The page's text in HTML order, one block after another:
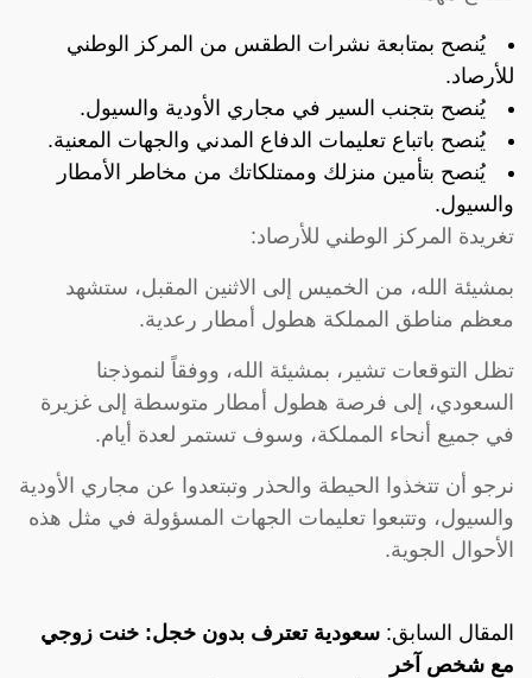
يُنصح بمتابعة نشرات الطقس من المركز الوطني
للأرصاد.
يُنصح بتجنب السير في مجاري الأودية والسيول.
يُنصح باتباع تعليمات الدفاع المدني والجهات المعنية.
يُنصح بتأمين منزلك وممتلكاتك من مخاطر الأمطار
والسيول.
تغريدة المركز الوطني للأرصاد:
بمشيئة الله، من الخميس إلى الاثنين المقبل، ستشهد
معظم مناطق المملكة هطول أمطار رعدية.
تظل التوقعات تشير، بمشيئة الله، ووفقاً لنموذجنا
السعودي، إلى فرصة هطول أمطار متوسطة إلى غزيرة
في جميع أنحاء المملكة، وسوف تستمر لعدة أيام.
نرجو أن تتخذوا الحيطة والحذر وتبتعدوا عن مجاري الأودية
والسيول، وتتبعوا تعليمات الجهات المسؤولة في مثل هذه
الأحوال الجوية.
المقال السابق: سعودية تعترف بدون خجل: خنت زوجي
مع شخص آخر